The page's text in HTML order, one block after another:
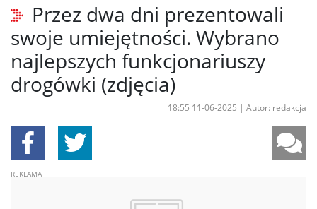
Przez dwa dni prezentowali
swoje umiejętności. Wybrano
najlepszych funkcjonariuszy
drogówki (zdjęcia)
18:55 11-06-2025 | Autor: redakcja